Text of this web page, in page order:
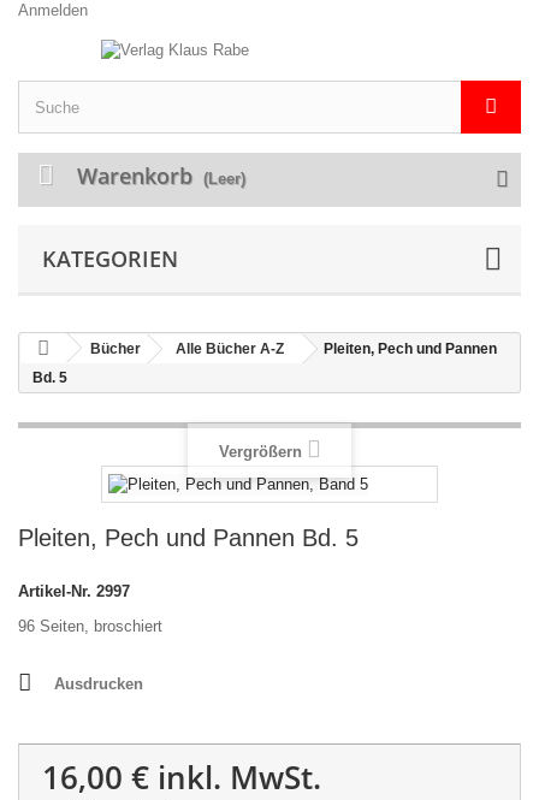
Anmelden
Warenkorb (Leer)
KATEGORIEN
Bücher Alle Bücher A-Z
Pleiten, Pech und Pannen
Bd. 5
Vergrößern
Pleiten, Pech und Pannen Bd. 5
Artikel-Nr. 2997
96 Seiten, broschiert
Ausdrucken
16,00 € inkl. MwSt.